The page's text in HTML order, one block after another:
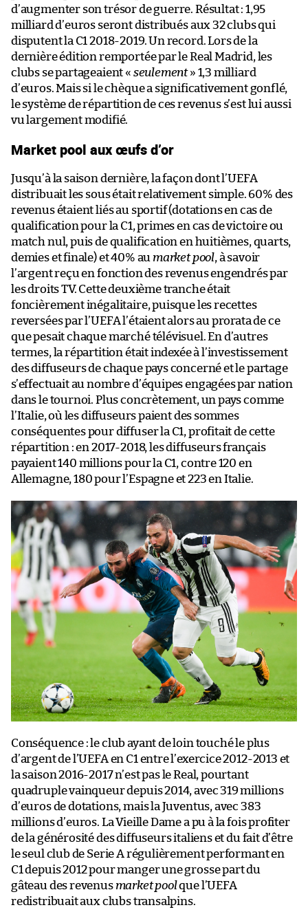
d’augmenter son trésor de guerre. Résultat : 1,95
milliard d’euros seront distribués aux 32 clubs qui
disputent la C1 2018-2019. Un record. Lors de la
dernière édition remportée par le Real Madrid, les
clubs se partageaient « seulement» 1,3 milliard
d’euros. Mais si le chèque a significativement gonflé,
le système de répartition de ces revenus s’est lui aussi
vu largement modifié.
Market pool aux œufs d’or
Jusqu’à la saison dernière, la façon dont l’UEFA
distribuait les sous était relativement simple. 60% des
revenus étaient liés au sportif (dotations en cas de
qualification pour la C1, primes en cas de victoire ou
match nul, puis de qualification en huitièmes, quarts,
demies et finale) et 40% au market pool, à savoir
l’argent reçu en fonction des revenus engendrés par
les droits TV. Cette deuxième tranche était
foncièrement inégalitaire, puisque les recettes
reversées par l’UEFA l’étaient alors au prorata de ce
que pesait chaque marché télévisuel. En d’autres
termes, la répartition était indexée à l’investissement
des diffuseurs de chaque pays concerné et le partage
s’effectuait au nombre d’équipes engagées par nation
dans le tournoi. Plus concrètement, un pays comme
l’Italie, où les diffuseurs paient des sommes
conséquentes pour diffuser la C1, profitait de cette
répartition : en 2017-2018, les diffuseurs français
payaient 140 millions pour la C1, contre 120 en
Allemagne, 180 pour l’Espagne et 223 en Italie.
Conséquence : le club ayant de loin touché le plus
d’argent de l’UEFA en C1 entre l’exercice 2012-2013 et
la saison 2016-2017 n’est pas le Real, pourtant
quadruple vainqueur depuis 2014, avec 319 millions
d’euros de dotations, mais la Juventus, avec 383
millions d’euros. La Vieille Dame a pu à la fois profiter
de la générosité des diffuseurs italiens et du fait d’être
le seul club de Serie A régulièrement performant en
C1 depuis 2012 pour manger une grosse part du
gâteau des revenus market poolque l’UEFA
redistribuait aux clubs transalpins.